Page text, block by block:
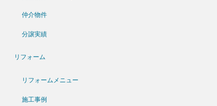
仲介物件
分譲実績
リフォーム
リフォームメニュー
施工事例